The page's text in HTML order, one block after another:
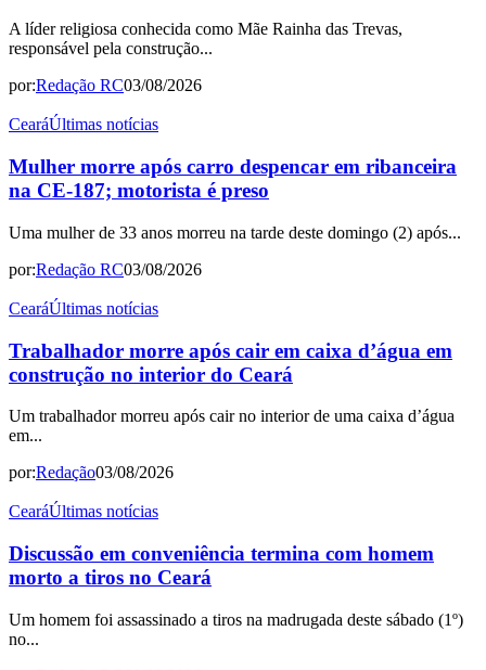
A líder religiosa conhecida como Mãe Rainha das Trevas,
responsável pela construção...
por:Redação RC03/08/2026
CearáÚltimas notícias
Mulher morre após carro despencar em ribanceira
na CE-187; motorista é preso
Uma mulher de 33 anos morreu na tarde deste domingo (2) após...
por:Redação RC03/08/2026
CearáÚltimas notícias
Trabalhador morre após cair em caixa d’água em
construção no interior do Ceará
Um trabalhador morreu após cair no interior de uma caixa d’água
em...
por:Redação03/08/2026
CearáÚltimas notícias
Discussão em conveniência termina com homem
morto a tiros no Ceará
Um homem foi assassinado a tiros na madrugada deste sábado (1º)
no...